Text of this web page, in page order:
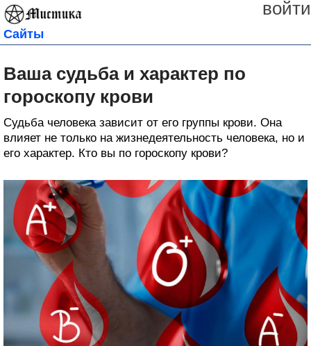
войти
Сайты
Ваша судьба и характер по
гороскопу крови
Судьба человека зависит от его группы крови. Она
влияет не только на жизнедеятельность человека, но и
его характер. Кто вы по гороскопу крови?